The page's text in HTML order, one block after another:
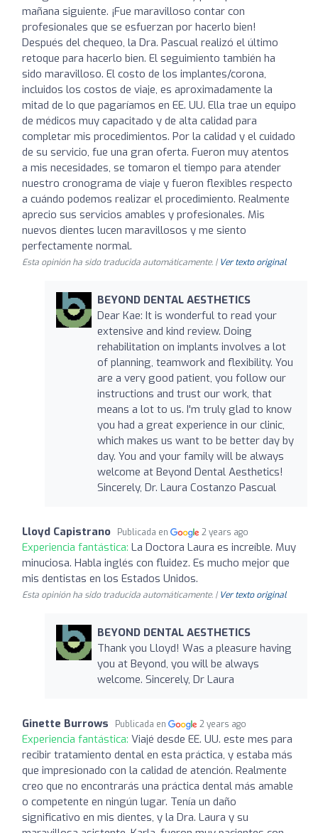
mañana siguiente. ¡Fue maravilloso contar con
profesionales que se esfuerzan por hacerlo bien!
Después del chequeo, la Dra. Pascual realizó el último
retoque para hacerlo bien. El seguimiento también ha
sido maravilloso. El costo de los implantes/corona,
incluidos los costos de viaje, es aproximadamente la
mitad de lo que pagaríamos en EE. UU. Ella trae un equipo
de médicos muy capacitado y de alta calidad para
completar mis procedimientos. Por la calidad y el cuidado
de su servicio, fue una gran oferta. Fueron muy atentos
a mis necesidades, se tomaron el tiempo para atender
nuestro cronograma de viaje y fueron flexibles respecto
a cuándo podemos realizar el procedimiento. Realmente
aprecio sus servicios amables y profesionales. Mis
nuevos dientes lucen maravillosos y me siento
perfectamente normal.
Esta opinión ha sido traducida automáticamente. | Ver texto original
BEYOND DENTAL AESTHETICS
Dear Kae: It is wonderful to read your
extensive and kind review. Doing
rehabilitation on implants involves a lot
of planning, teamwork and flexibility. You
are a very good patient, you follow our
instructions and trust our work, that
means a lot to us. I'm truly glad to know
you had a great experience in our clinic,
which makes us want to be better day by
day. You and your family will be always
welcome at Beyond Dental Aesthetics!
Sincerely, Dr. Laura Costanzo Pascual
Lloyd Capistrano Publicada en 2 years ago
Experiencia fantástica: La Doctora Laura es increíble. Muy
minuciosa. Habla inglés con fluidez. Es mucho mejor que
mis dentistas en los Estados Unidos.
Esta opinión ha sido traducida automáticamente. | Ver texto original
BEYOND DENTAL AESTHETICS
Thank you Lloyd! Was a pleasure having
you at Beyond, you will be always
welcome. Sincerely, Dr Laura
Ginette Burrows Publicada en 2 years ago
Experiencia fantástica: Viajé desde EE. UU. este mes para
recibir tratamiento dental en esta práctica, y estaba más
que impresionado con la calidad de atención. Realmente
creo que no encontrarás una práctica dental más amable
o competente en ningún lugar. Tenía un daño
significativo en mis dientes, y la Dra. Laura y su